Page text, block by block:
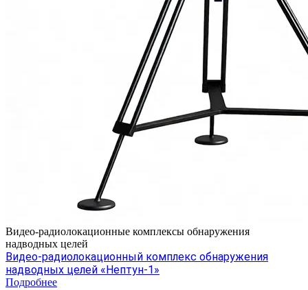
Видео-радиолокационные комплексы обнаружения
надводных целей
Видео-радиолокационный комплекс обнаружения
надводных целей «Нептун-1»
Подробнее